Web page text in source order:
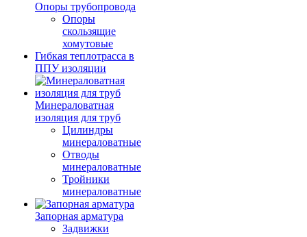
Опоры трубопровода
Опоры
скользящие
хомутовые
Гибкая теплотрасса в
ППУ изоляции
Минераловатная
изоляция для труб
Цилиндры
минераловатные
Отводы
минераловатные
Тройники
минераловатные
Запорная арматура
Задвижки